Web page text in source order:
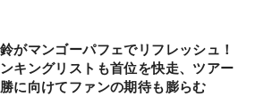
がマンゴーパフェでリフレッシュ！
キングリストも首位を快走、ツアー
に向けてファンの期待も膨らむ